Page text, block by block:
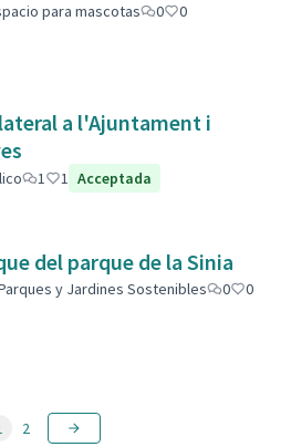
para mascotas 0
0
a l'Ajuntament i
1 1 Acceptada
del parque de la Sinia
y Jardines Sostenibles 0
0
2